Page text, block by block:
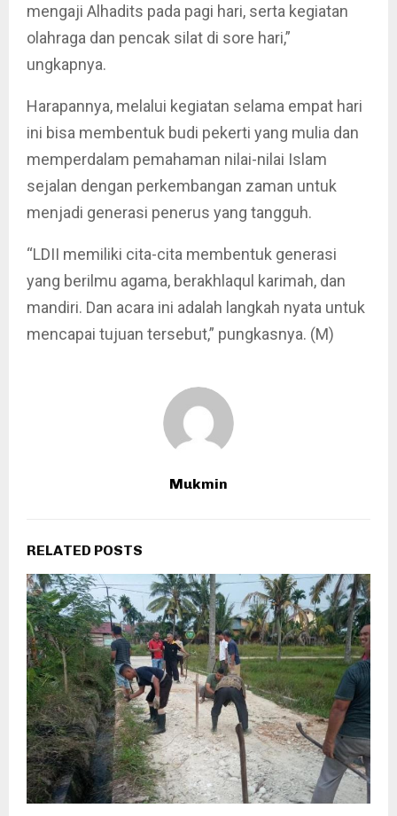
mengaji Alhadits pada pagi hari, serta kegiatan
olahraga dan pencak silat di sore hari,”
ungkapnya.
Harapannya, melalui kegiatan selama empat hari
ini bisa membentuk budi pekerti yang mulia dan
memperdalam pemahaman nilai-nilai Islam
sejalan dengan perkembangan zaman untuk
menjadi generasi penerus yang tangguh.
“LDII memiliki cita-cita membentuk generasi
yang berilmu agama, berakhlaqul karimah, dan
mandiri. Dan acara ini adalah langkah nyata untuk
mencapai tujuan tersebut,” pungkasnya. (M)
Mukmin
RELATED POSTS